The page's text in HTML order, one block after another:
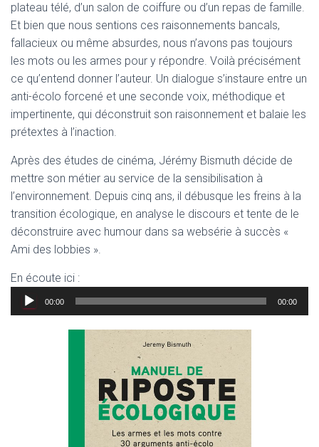
plateau télé, d’un salon de coiffure ou d’un repas de famille.
Et bien que nous sentions ces raisonnements bancals,
fallacieux ou même absurdes, nous n’avons pas toujours
les mots ou les armes pour y répondre. Voilà précisément
ce qu’entend donner l’auteur. Un dialogue s’instaure entre un
anti-écolo forcené et une seconde voix, méthodique et
impertinente, qui déconstruit son raisonnement et balaie les
prétextes à l’inaction.
Après des études de cinéma, Jérémy Bismuth décide de
mettre son métier au service de la sensibilisation à
l’environnement. Depuis cinq ans, il débusque les freins à la
transition écologique, en analyse le discours et tente de le
déconstruire avec humour dans sa websérie à succès «
Ami des lobbies ».
En écoute ici :
Lecteur
audio
00:00 00:00